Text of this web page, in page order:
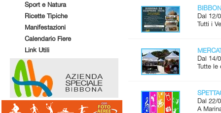
Sport e Natura
Ricette Tipiche
Manifestazioni
Calendario Fiere
Link Utili
Dal 12/
Tutti i
Dal 14/
Tutte le
Dal 22/
A